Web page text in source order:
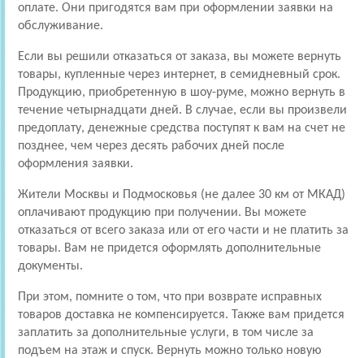
оплате. Они пригодятся вам при оформлении заявки на
обслуживание.
Если вы решили отказаться от заказа, вы можете вернуть
товары, купленные через интернет, в семидневный срок.
Продукцию, приобретенную в шоу-руме, можно вернуть в
течение четырнадцати дней. В случае, если вы произвели
предоплату, денежные средства поступят к вам на счет не
позднее, чем через десять рабочих дней после
оформления заявки.
Жители Москвы и Подмосковья (не далее 30 км от МКАД)
оплачивают продукцию при получении. Вы можете
отказаться от всего заказа или от его части и не платить за
товары. Вам не придется оформлять дополнительные
документы.
При этом, помните о том, что при возврате исправных
товаров доставка не компенсируется. Также вам придется
заплатить за дополнительные услуги, в том числе за
подъем на этаж и спуск. Вернуть можно только новую